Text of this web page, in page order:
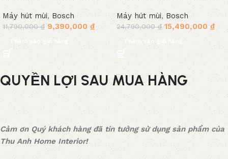
thép không gỉ, treo tường 75
cm Serie 2
Máy hút mùi,Bosch
11,790,000₫ 9,390,000₫
Thêm vào giỏ hàng
Model 2022 mới nhất
Máy hút mùi,Bosch
24,790,000₫ 15,490,000₫
Thêm vào giỏ hàng
QUYỀN LỢI SAU MUA HÀNG
Cảm ơn Quý khách hàng đã tin tưởng sử dụng sản phẩm của
Thu Anh Home Interior!